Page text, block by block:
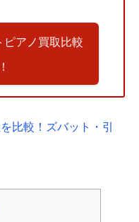
ピアノ買取比較
比較！ズバット・引